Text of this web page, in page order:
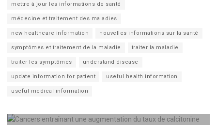
mettre à jour les informations de santé
médecine et traitement des maladies
new healthcare information nouvelles informations sur la santé
symptômes et traitement de la maladie traiter la maladie
traiter les symptômes understand disease
update information for patient useful health information
useful medical information